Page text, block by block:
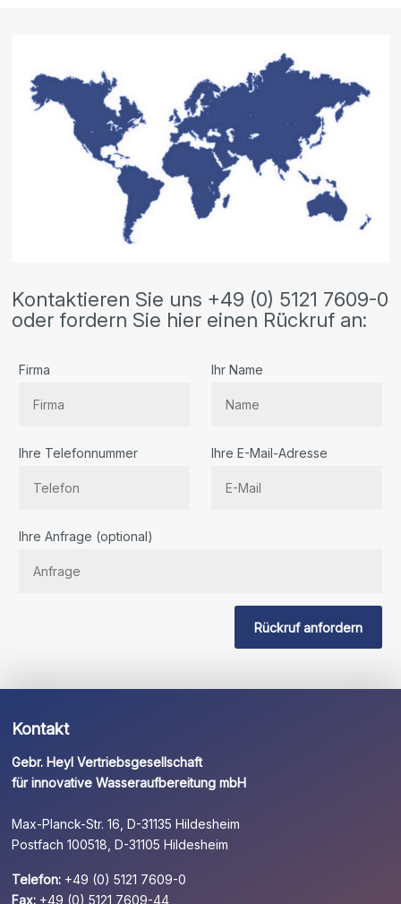
Kontaktieren Sie uns +49 (0) 5121 7609-0
oder fordern Sie hier einen Rückruf an:
Firma Ihr Name
Ihre Telefonnummer Ihre E-Mail-Adresse
Sie
Ihre Anfrage (optional)
Rückruf anfordern
Kontakt
Gebr. Heyl Vertriebsgesellschaft
für innovative Wasseraufbereitung mbH
Max-Planck-Str. 16, D-31135 Hildesheim
Postfach 100518, D-31105 Hildesheim
Telefon: +49 (0) 5121 7609-0
Fax: +49 (0) 5121 7609-44